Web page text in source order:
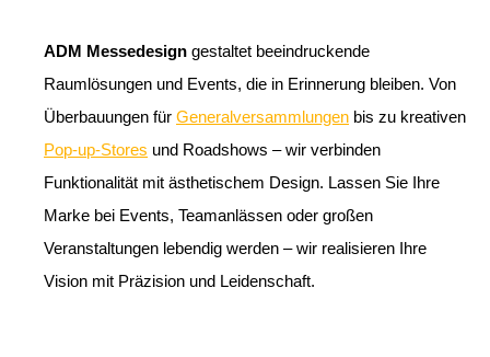
ADM Messedesign gestaltet beeindruckende
Raumlösungen und Events, die in Erinnerung bleiben. Von
Überbauungen für Generalversammlungen bis zu kreativen
Pop-up-Stores und Roadshows – wir verbinden
Funktionalität mit ästhetischem Design. Lassen Sie Ihre
Marke bei Events, Teamanlässen oder großen
Veranstaltungen lebendig werden – wir realisieren Ihre
Vision mit Präzision und Leidenschaft.